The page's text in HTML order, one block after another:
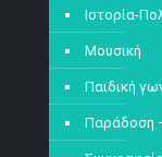
Ιστορία-
Μουσική
Παιδική
Παράδοση